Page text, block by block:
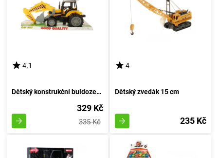
4.1
Dětský konstrukční buldozer - bagr
329 Kč
335 Kč
4
Dětský zvedák 15 cm
235 Kč